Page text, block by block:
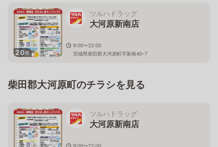
20枚
ツルハドラッグ
大河原新南店
9:00〜22:00
宮城県柴田郡大河原町字新南40-7
柴田郡大河原町のチラシを見る
ツルハドラッグ
大河原新南店
9:00〜22:00